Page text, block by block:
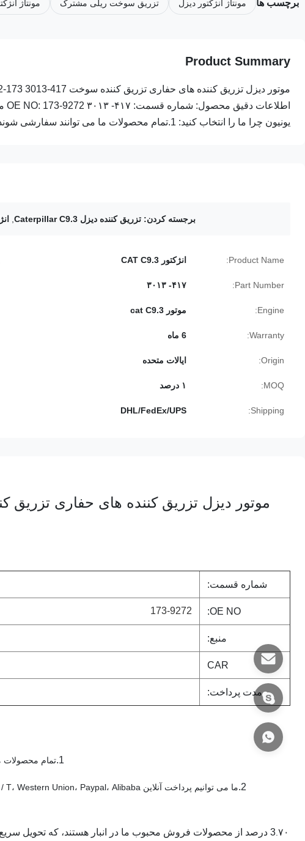
برچسب ها مونتاژ انژکتور دیزل تزریق سوخت ریلی مشترک مونتاژ
Product Summary
یونیون چرا ما را انتخاب کنید: 1.تمام محصولات ما می توانند سفارشی شوند از ...
برجسته کردن: تزریق کننده دیزل Caterpillar C9.3
Product Name: انژکتور CAT C9.3
Part Number: ۴۱۷- ۳۰۱۳
Engine: موتور cat C9.3
Warranty: 6 ماه
Origin: ایالات متحده
MOQ: ۱ درصد
Shipping:
DHL/FedEx/UPS
شماره قسمت:
OE NO:
173-9272
منبع:
CAR
مدت پرداخت:
1. تمام محصولات
2.
3.